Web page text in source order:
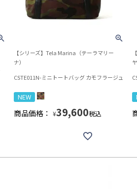
【シリーズ】Tela Marina（テーラマリー
ナ）
CSTE011N-ミニトートバッグ カモフラージュ
NEW
商品価格： ¥39,600税込